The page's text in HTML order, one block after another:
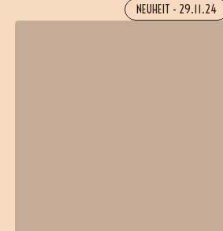
NEUHEIT - 29.11.24